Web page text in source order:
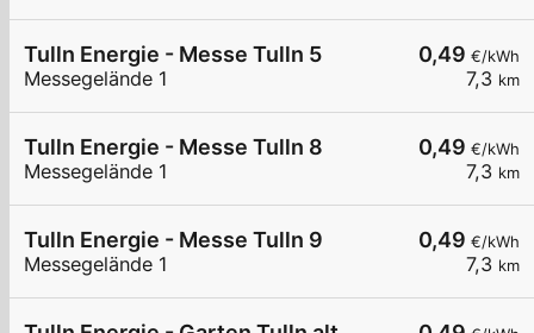
0,49 €/kWh
7,3 km
Tulln Energie - Messe Tulln 5
Messegelände 1
0,49 €/kWh
7,3 km
Tulln Energie - Messe Tulln 8
Messegelände 1
0,49 €/kWh
7,3 km
Tulln Energie - Messe Tulln 9
Messegelände 1